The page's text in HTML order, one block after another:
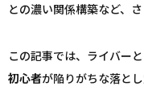
との濃い関係構築など、
この記事では、ライバー
初心者が陥りがちな落と